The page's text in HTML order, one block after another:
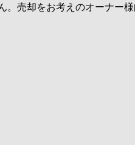
売却をお考えのオーナー様